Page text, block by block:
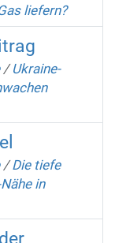
liefern?
/Ukraine-
/Die tiefe
in